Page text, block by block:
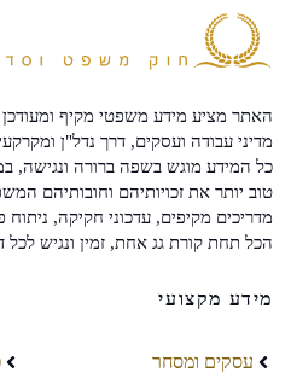
האתר מציע מידע משפטי מקיף
מדיני עבודה ועסקים, דרך נדל"ן
כל המידע מוגש בשפה ברורה ונגישה,
טוב יותר את זכויותיהם וחובותיהם
מדריכים מקיפים, עדכוני חקיקה,
הכל תחת קורת גג אחת, זמין ונגיש לכל
מידע מקצועי
עסקים ומסחר